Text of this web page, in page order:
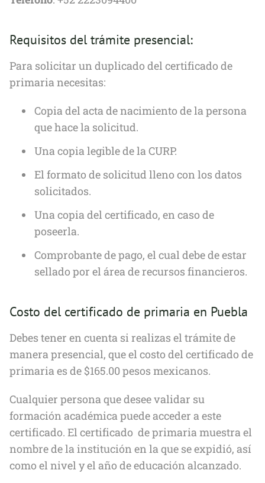
Requisitos del trámite presencial:
Para solicitar un duplicado del certificado de
primaria necesitas:
Copia del acta de nacimiento de la persona
que hace la solicitud.
Una copia legible de la CURP.
El formato de solicitud lleno con los datos
solicitados.
Una copia del certificado, en caso de
poseerla.
Comprobante de pago, el cual debe de estar
sellado por el área de recursos financieros.
Costo del certificado de primaria en Puebla
Debes tener en cuenta si realizas el trámite de
manera presencial, que el costo del certificado de
primaria es de $165.00 pesos mexicanos.
Cualquier persona que desee validar su
formación académica puede acceder a este
certificado. El certificado de primaria muestra el
nombre de la institución en la que se expidió, así
como el nivel y el año de educación alcanzado.